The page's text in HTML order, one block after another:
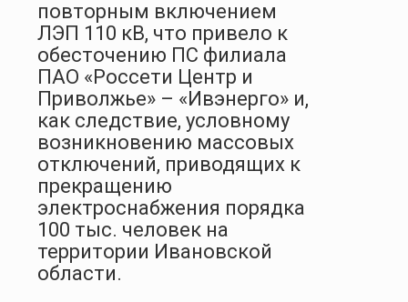
повторным включением
ЛЭП 110 кВ, что привело к
обесточению ПС филиала
ПАО «Россети Центр и
Приволжье» – «Ивэнерго» и,
как следствие, условному
возникновению массовых
отключений, приводящих к
прекращению
электроснабжения порядка
100 тыс. человек на
территории Ивановской
области.